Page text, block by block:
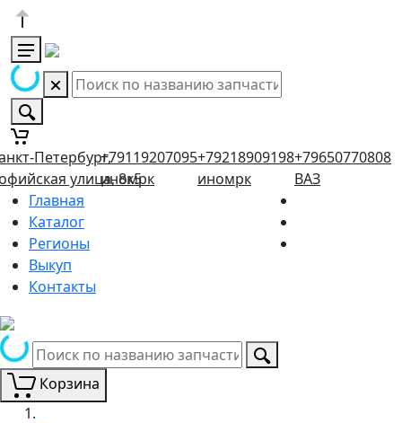
Петербург,
улица, 8к5
+79119207095
иномрк
+79218909198
иномрк
+79650770808
ВАЗ
Главная
Каталог
Регионы
Выкуп
Контакты
Корзина